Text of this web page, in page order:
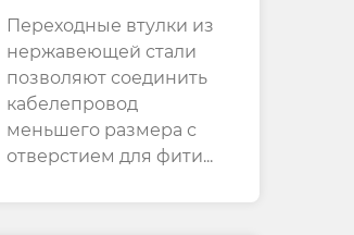
Стали С
Шестиугольной
Головкой Для
Процесса Отделки С
ЧПУ
Переходные втулки из
нержавеющей стали
позволяют соединить
кабелепровод
меньшего размера с
отверстием для фити...